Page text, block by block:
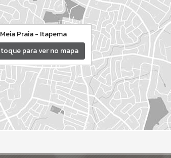
Meia Praia - Itapema
toque para ver no mapa